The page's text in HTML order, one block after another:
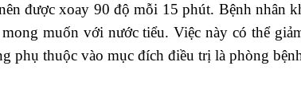
được xoay 90 độ mỗi 15 phút. Bệnh nhân
muốn với nước tiểu. Việc này có thể
phụ thuộc vào mục đích điều trị là phòng